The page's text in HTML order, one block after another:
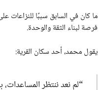
ما كان في السابق سببًا للنزاعات
فرصة لبناء الثقة والوحدة.
يقول محمد، أحد سكان القرية:
“لم نعد ننتظر